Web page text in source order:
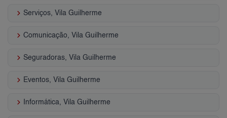
keyboard_arrow_right Serviços, Vila Guilherme
keyboard_arrow_right Comunicação, Vila Guilherme
keyboard_arrow_right Seguradoras, Vila Guilherme
keyboard_arrow_right Eventos, Vila Guilherme
keyboard_arrow_right Informática, Vila Guilherme